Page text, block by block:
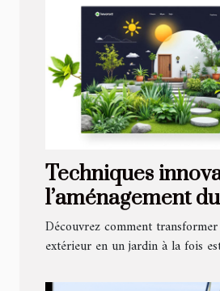
Techniques
l’aménagement
jardins
Découvrez comment
extérieur en un jardin à la fois